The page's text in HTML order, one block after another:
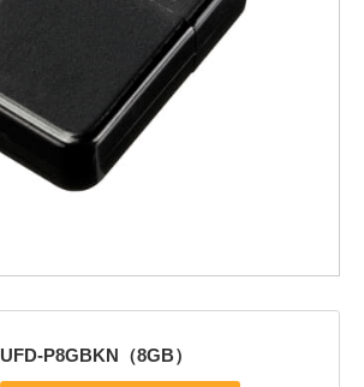
UFD-P8GBKN（8GB）